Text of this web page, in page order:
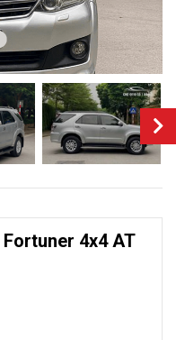
Fortuner 4x4 AT